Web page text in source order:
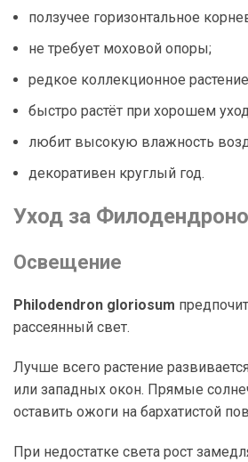
ползучее горизонтальное
не требует моховой опоры;
редкое коллекционное
быстро растёт при хорошем
любит высокую влажность
декоративен круглый год.
Уход за
Освещение
Philodendron gloriosum
рассеянный свет.
Лучше всего растение
или западных окон. Прямые
оставить ожоги на бархатистой
При недостатке света рост